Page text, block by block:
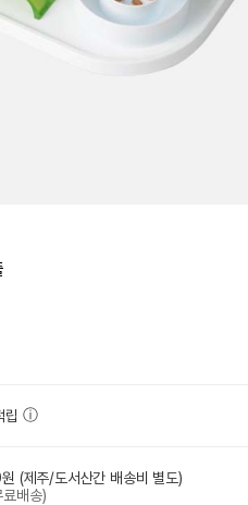
립
(제주/도서산간 배송비 별도)
배송)